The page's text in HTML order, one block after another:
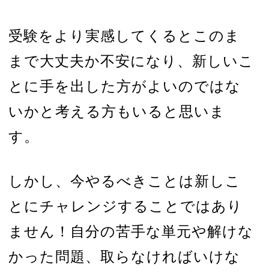
受験をより実感してくるとこのま
まで大丈夫か不安になり、新しいこ
とに手を出した方がよいのではな
いかと考える方もいると思いま
す。
しかし、今やるべきことは新しこ
とにチャレンジすることではあり
ません！自分の苦手な単元や解けな
かった問題、取らなければいけな